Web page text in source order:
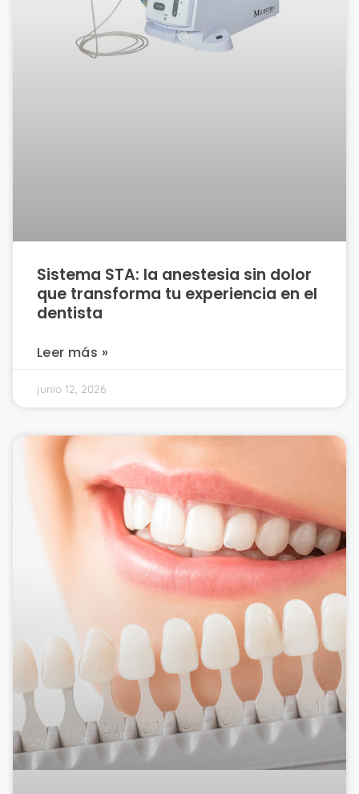
Sistema STA: la anestesia sin dolor
que transforma tu experiencia en el
dentista
Leer más »
junio 12, 2026